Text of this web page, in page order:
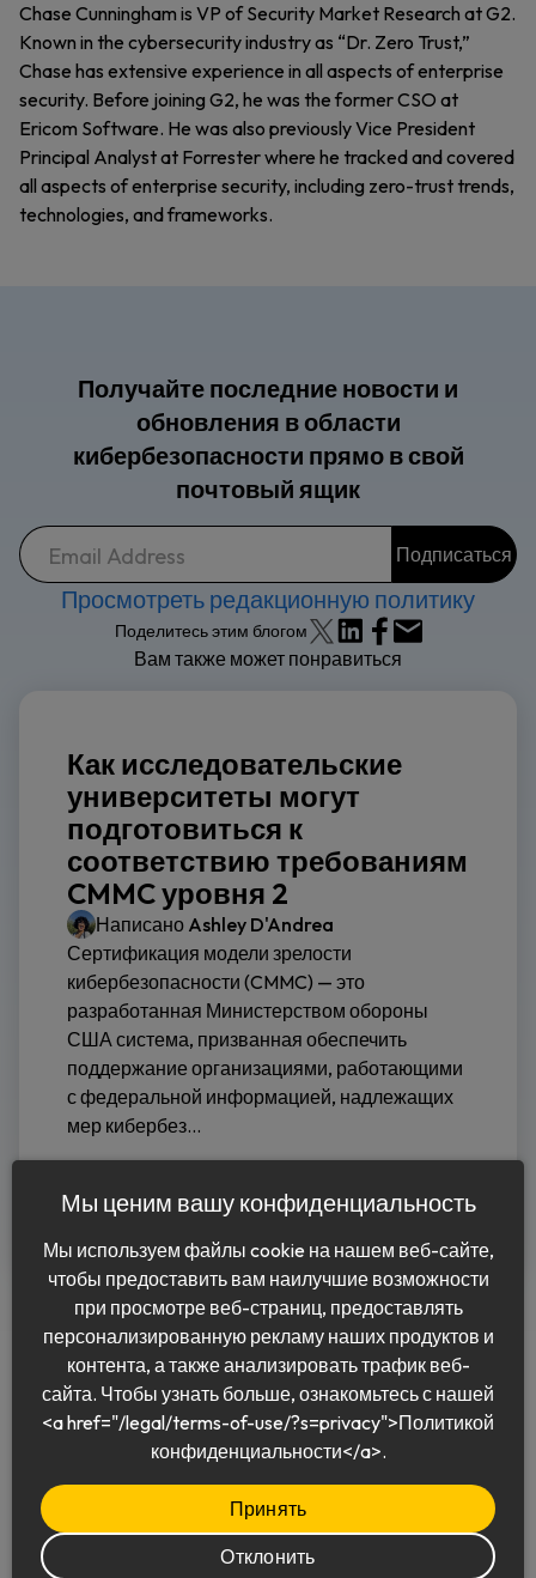
Chase Cunningham is VP of Security Market Research at G2.
Known in the cybersecurity industry as “Dr. Zero Trust,”
Chase has extensive experience in all aspects of enterprise
security. Before joining G2, he was the former CSO at
Ericom Software. He was also previously Vice President
Principal Analyst at Forrester where he tracked and covered
all aspects of enterprise security, including zero-trust trends,
technologies, and frameworks.
Получайте последние новости и
обновления в области
кибербезопасности прямо в свой
почтовый ящик
Просмотреть редакционную политику
Поделитесь этим блогом
Вам также может понравиться
Как исследовательские
университеты могут
подготовиться к
соответствию требованиям
CMMC уровня 2
Написано Ashley D'Andrea
Сертификация модели зрелости
кибербезопасности (CMMC) — это
разработанная Министерством обороны
США система, призванная обеспечить
поддержание организациями, работающими
с федеральной информацией, надлежащих
мер кибербез...
Читать дальше
Pусский
Мы ценим вашу конфиденциальность
Мы используем файлы cookie на нашем веб-сайте,
чтобы предоставить вам наилучшие возможности
при просмотре веб-страниц, предоставлять
персонализированную рекламу наших продуктов и
контента, а также анализировать трафик веб-
сайта. Чтобы узнать больше, ознакомьтесь с нашей
<a href="/legal/terms-of-use/?s=privacy">Политикой
конфиденциальности</a>.
Принять
Отклонить